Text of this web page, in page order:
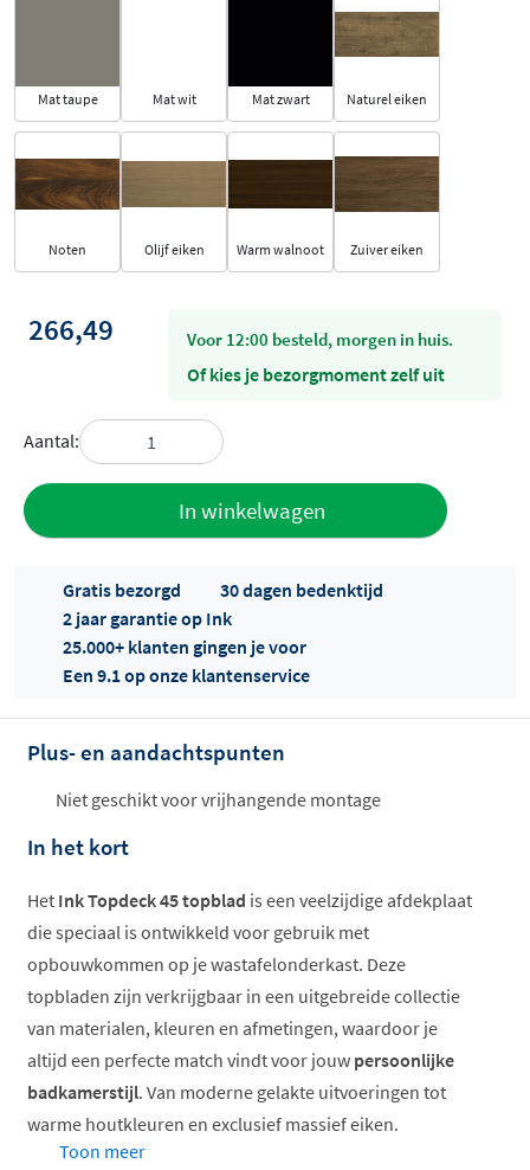
Mat taupe Mat wit Mat zwart Naturel eiken
Noten Olijf eiken Warm walnoot Zuiver eiken
266,49 voor 12:00 besteld, morgen in huis.
Of kies je bezorgmoment zelf uit
Aantal:
In winkelwagen
Offertes
Gratis bezorgd
30 dagen bedenktijd
2 jaar garantie op Ink
25.000+ klanten gingen je voor
Een 9.1 op onze klantenservice
Plus- en aandachtspunten
Niet geschikt voor vrijhangende montage
In het kort
Het Ink Topdeck 45 topblad is een veelzijdige afdekplaat
die speciaal is ontwikkeld voor gebruik met
opbouwkommen op je wastafelonderkast. Deze
topbladen zijn verkrijgbaar in een uitgebreide collectie
van materialen, kleuren en afmetingen, waardoor je
altijd een perfecte match vindt voor jouw persoonlijke
badkamerstijl. Van moderne gelakte uitvoeringen tot
warme houtkleuren en exclusief massief eiken.
Toon meer